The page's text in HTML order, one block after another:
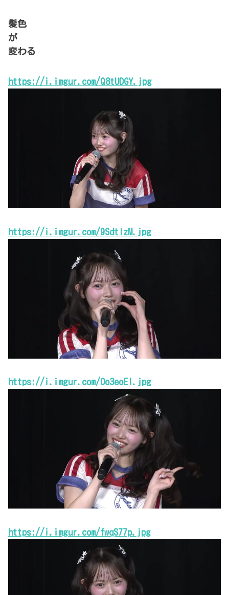
髪色
が
変わる
https://i.imgur.com/Q8tUDGY.jpg
https://i.imgur.com/9SdtIzM.jpg
https://i.imgur.com/0o3eoEI.jpg
https://i.imgur.com/fwqS77p.jpg